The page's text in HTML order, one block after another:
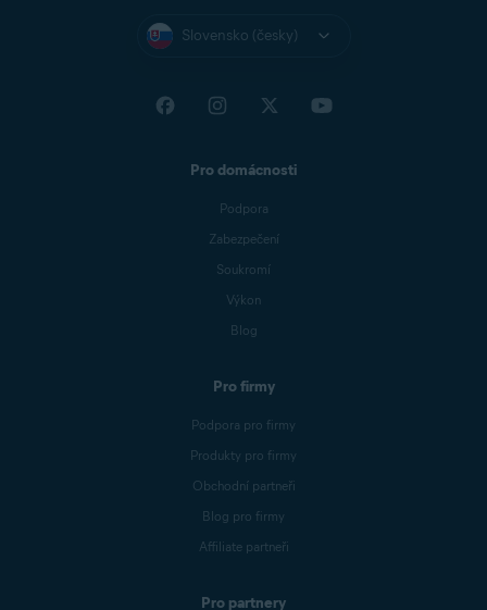
Slovensko (česky)
Pro domácnosti
Podpora
Zabezpečení
Soukromí
Výkon
Blog
Pro firmy
Podpora pro firmy
Produkty pro firmy
Obchodní partneři
Blog pro firmy
Affiliate partneři
Pro partnery